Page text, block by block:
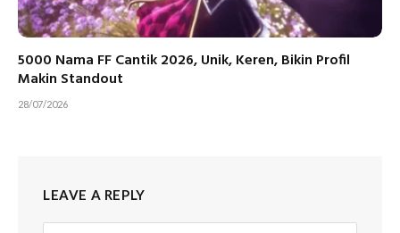
5000 Nama FF Cantik 2026, Unik, Keren, Bikin Profil
Makin Standout
28/07/2026
LEAVE A REPLY